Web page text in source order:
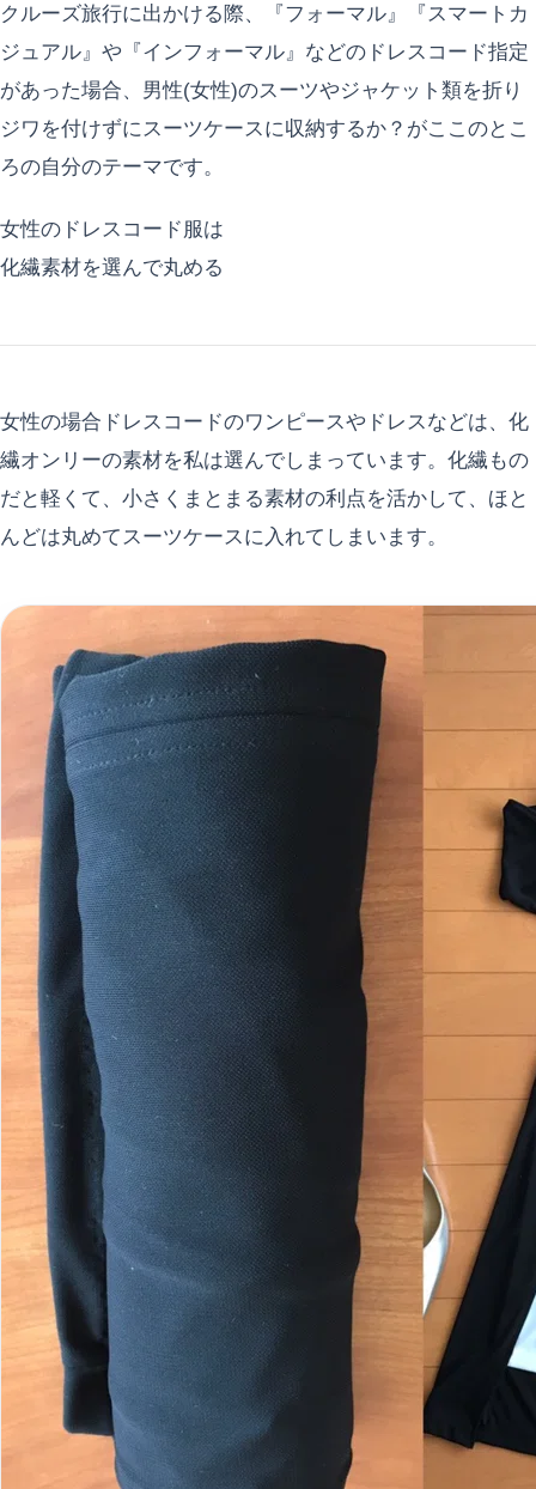
クルーズ旅行に出かける際、『フォーマル』『スマートカ
ジュアル』や『インフォーマル』などのドレスコード指定
があった場合、男性(女性)のスーツやジャケット類を折り
ジワを付けずにスーツケースに収納するか？がここのとこ
ろの自分のテーマです。
女性のドレスコード服は
化繊素材を選んで丸める
女性の場合ドレスコードのワンピースやドレスなどは、化
繊オンリーの素材を私は選んでしまっています。化繊もの
だと軽くて、小さくまとまる素材の利点を活かして、ほと
んどは丸めてスーツケースに入れてしまいます。